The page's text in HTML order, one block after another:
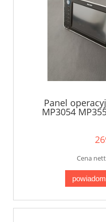
Panel
MP3054
Cena